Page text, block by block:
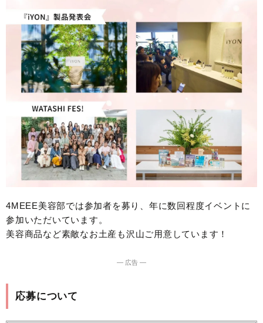
4MEEE美容部では参加者を募り、年に数回程度イベントに
参加いただいています。
美容商品など素敵なお土産も沢山ご用意しています！
― 広告 ―
応募について